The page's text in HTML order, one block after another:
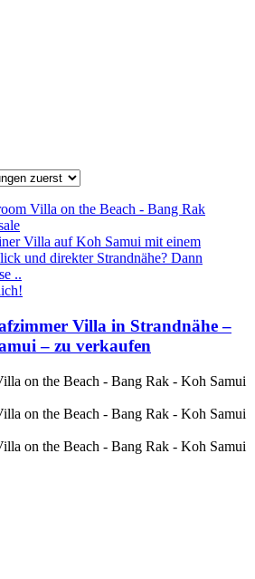
Villa auf Koh Samui mit einem
und direkter Strandnähe? Dann
..
Villa in Strandnähe –
– zu verkaufen